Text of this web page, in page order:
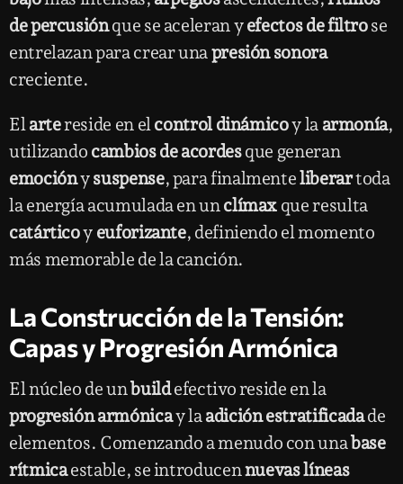
de percusiónque se aceleran yefectos de filtrose
entrelazan para crear unapresión sonora
creciente.
Elartereside en elcontrol dinámicoy la armonía,
utilizando cambios de acordesque generan
emociónysuspense, para finalmenteliberartoda
la energía acumulada en unclímax que resulta
catárticoy euforizante, definiendo el momento
más memorable de la canción.
La Construcción de la Tensión:
Capas y Progresión Armónica
El núcleo de unbuildefectivo reside en la
progresión armónicay laadición estratificadade
elementos. Comenzando a menudo con unabase
rítmicaestable, se introducennuevas líneas